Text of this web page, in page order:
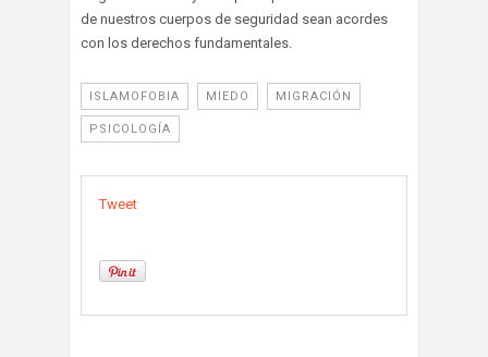
de nuestros cuerpos de seguridad sean acordes
con los derechos fundamentales.
ISLAMOFOBIA MIEDO MIGRACIÓN
PSICOLOGÍA
Tweet